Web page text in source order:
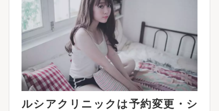
ルシアクリニックは予約変更・シ